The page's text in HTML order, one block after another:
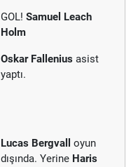
GOL! Samuel Leach
Holm
Oskar Fallenius asist
yaptı.
Lucas Bergvall
oyun
dışında. Yerine Haris